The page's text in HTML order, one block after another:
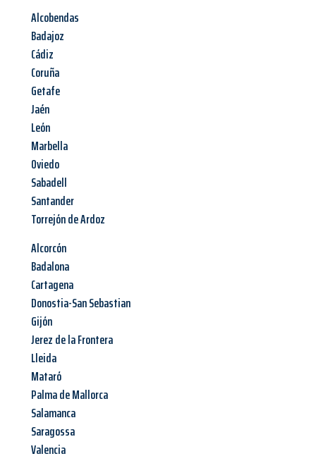
Alcobendas
Badajoz
Cádiz
Coruña
Getafe
Jaén
León
Marbella
Oviedo
Sabadell
Santander
Torrejón de Ardoz
Alcorcón
Badalona
Cartagena
Donostia-San Sebastian
Gijón
Jerez de la Frontera
Lleida
Mataró
Palma de Mallorca
Salamanca
Saragossa
Valencia